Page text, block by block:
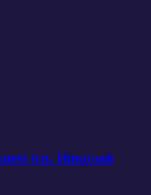
(св. Николай